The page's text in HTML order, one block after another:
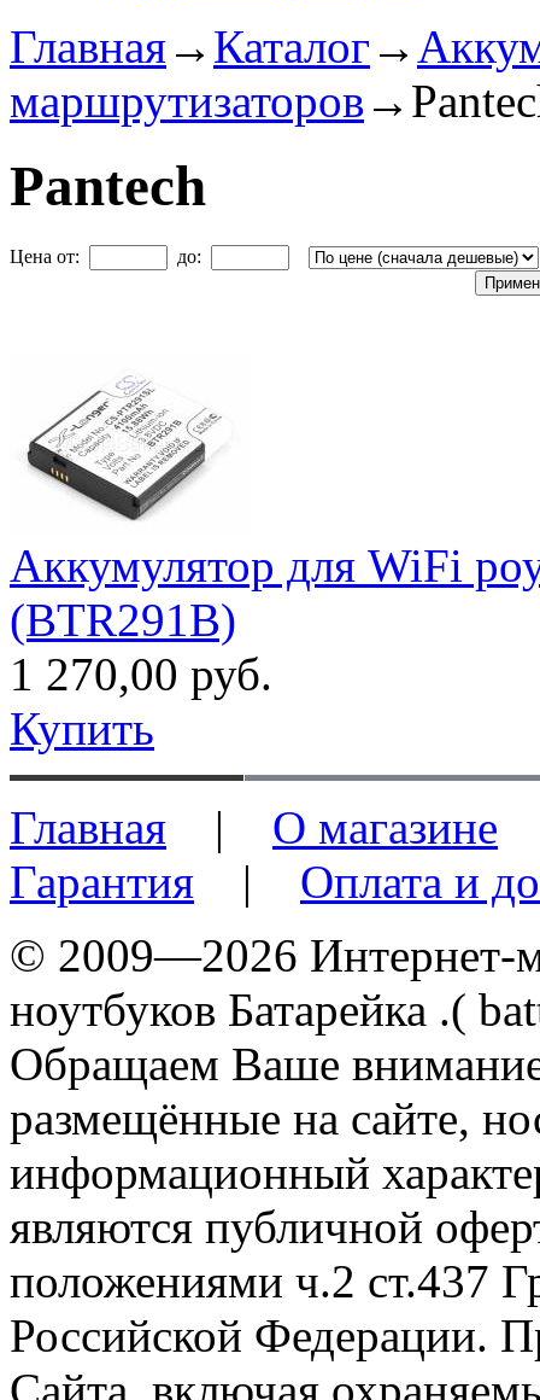
Главная→ Каталог →
маршрутизаторов →
Pantech
Цена от: до:
Аккумулятор для WiFi
(BTR291B)
1 270,00 руб.
Купить
Главная | О магазине
Гарантия | Оплата и
© 2009—2026 Интернет-
ноутбуков Батарейка .(
Обращаем Ваше
размещённые на сайте,
информационный
являются публичной
положениями ч.2 ст.437
Российской Федерации.
Сайта, включая